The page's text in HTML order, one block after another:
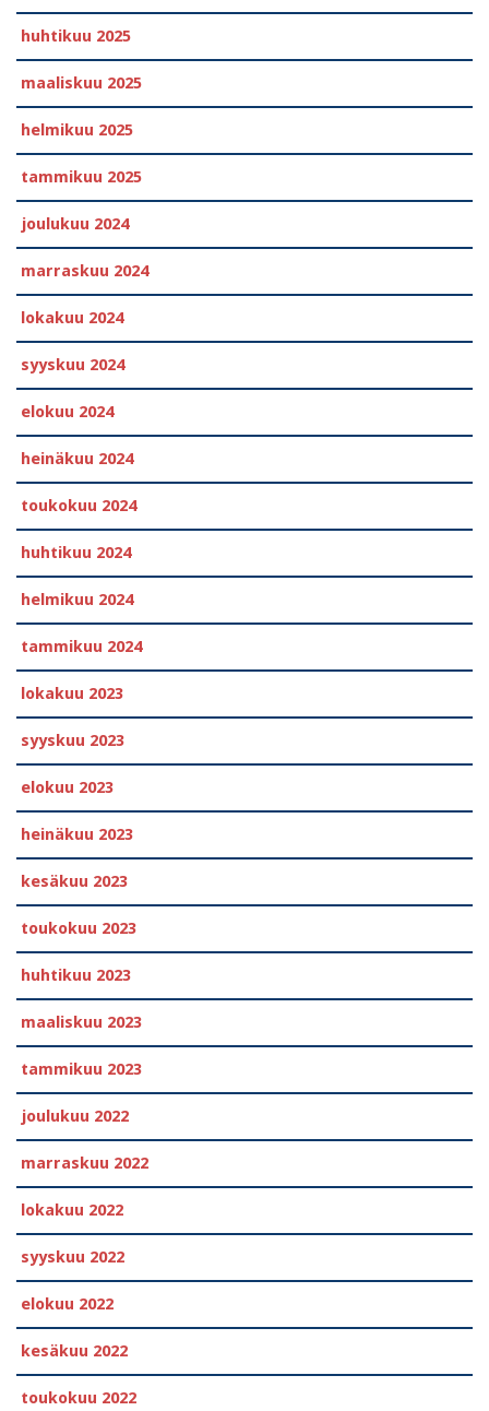
huhtikuu 2025
maaliskuu 2025
helmikuu 2025
tammikuu 2025
joulukuu 2024
marraskuu 2024
lokakuu 2024
syyskuu 2024
elokuu 2024
heinäkuu 2024
toukokuu 2024
huhtikuu 2024
helmikuu 2024
tammikuu 2024
lokakuu 2023
syyskuu 2023
elokuu 2023
heinäkuu 2023
kesäkuu 2023
toukokuu 2023
huhtikuu 2023
maaliskuu 2023
tammikuu 2023
joulukuu 2022
marraskuu 2022
lokakuu 2022
syyskuu 2022
elokuu 2022
kesäkuu 2022
toukokuu 2022